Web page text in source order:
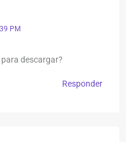
PM
descargar?
Responder